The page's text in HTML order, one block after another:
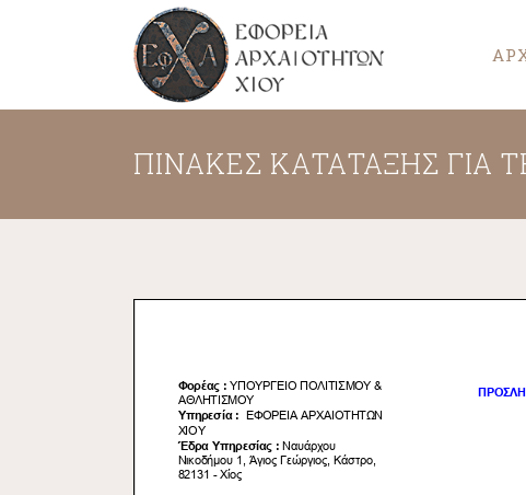
ΠΙΝΑΚΕΣ ΚΑΤΑΤΑΞΗΣ ΓΙΑ